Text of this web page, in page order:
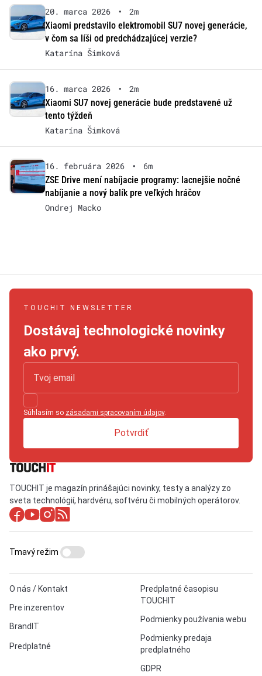
20. marca 2026 •
2m
Xiaomi predstavilo elektromobil SU7 novej generácie,
v čom sa líši od predchádzajúcej verzie?
Katarína Šimková
16. marca 2026 •
2m
Xiaomi SU7 novej generácie bude predstavené už
tento týždeň
Katarína Šimková
16. februára 2026 •
6m
ZSE Drive mení nabíjacie programy: lacnejšie nočné
nabíjanie a nový balík pre veľkých hráčov
Ondrej Macko
TOUCHIT NEWSLETTER
Dostávaj technologické novinky
ako prvý.
Súhlasím so zásadami spracovaním údajov.
Potvrdiť
TOUCHIT je magazín prinášajúci novinky, testy a analýzy zo
sveta technológií, hardvéru, softvéru či mobilných operátorov.
O nás / Kontakt
Pre inzerentov
BrandIT
Predplatné
Predplatné časopisu
TOUCHIT
Podmienky používania webu
Podmienky predaja
predplatného
GDPR
Tmavý režim